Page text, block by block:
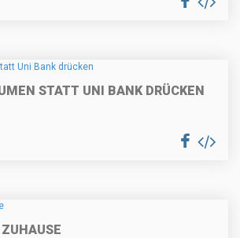
STATT UNI BANK DRÜCKEN